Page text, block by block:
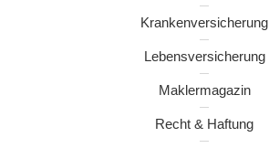
Krankenversicherung
Lebensversicherung
Maklermagazin
Recht & Haftung